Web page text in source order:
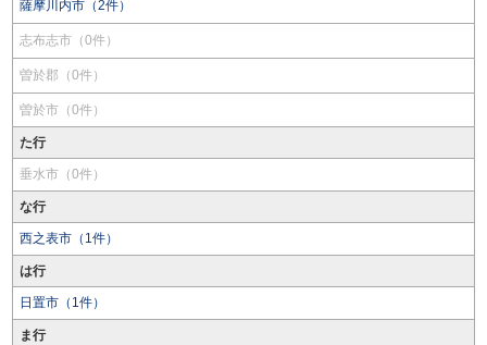
薩摩川内市（2件）
志布志市（0件）
曽於郡（0件）
曽於市（0件）
た行
垂水市（0件）
な行
西之表市（1件）
は行
日置市（1件）
ま行